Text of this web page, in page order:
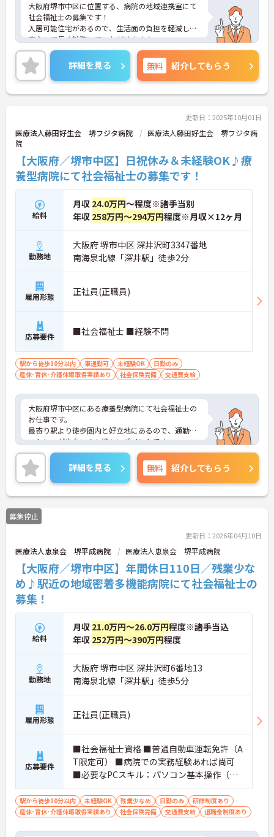
大阪府堺市中区に位置する、病院の地域連携室にて
社会福祉士の募集です！
入居可能住宅があるので、生活面の負担を軽減し、
安心して長く勤務していただけます☆
また、残業が無いので、家庭との両立が叶います♪
さらに、マイカー通勤可能で、駅から徒歩7分の立
地なので、通勤らくらくです◎
ご興味のある方には、面接対策ポイントなど、さら
に詳細をお話しいたしますのでお気軽にご相談くだ
詳細を見る 無料 紹介してもらう
更新日：2025年10月01日
医療法人藤田好生会 堺フジタ病院
医療法人藤田好生会 堺フジタ病
院
【大阪府／堺市中区】日祝休み＆未経験OK♪療
養型病院にて社会福祉士の募集です！
給料
月収 24.0万円～程度※諸手当別
年収 258万円～294万円程度※月収×12ヶ月
勤務地
大阪府 堺市中区 深井沢町3347番地
南海泉北線「深井駅」徒歩2分
雇用形態 正社員(正職員)
応募要件 ■社会福祉士 ■経験不問
駅から徒歩10分以内 車通勤可 未経験OK
日勤のみ
産休･育休･介護休暇取得実績あり
社会保険完備 交通費支給
大阪府堺市中区にある療養型病院にて社会福祉士の
お仕事です。
最寄り駅より徒歩圏内と好立地にあるので、通勤の
ストレスが少ないのも嬉しいポイントです。
ご興味ある方には、面接対策ポイントなど、さらに
詳細をお話しいたしますのでお気軽にご相談くださ
い。
詳細を見る 無料 紹介してもらう
募集停止
更新日：2026年04月10日
医療法人恵泉会 堺平成病院 医療法人恵泉会 堺平成病院
【大阪府／堺市中区】年間休日110日／残業少な
め♪駅近の地域密着多機能病院にて社会福祉士の
募集！
給料
月収 21.0万円～26.0万円程度※諸手当込
年収 252万円～390万円程度
勤務地
大阪府 堺市中区 深井沢町6番地13
南海泉北線「深井駅」徒歩5分
雇用形態 正社員(正職員)
応募要件
■社会福祉士資格 ■普通自動車運転免許（A
T限定可） ■病院での実務経験あれば尚可
■必要なPCスキル：パソコン基本操作（エ
クセル・ワード）
駅から徒歩10分以内 未経験OK 残業少なめ 日勤のみ
研修制度あり
産休･育休･介護休暇取得実績あり
社会保険完備 交通費支給 退職金制度あり